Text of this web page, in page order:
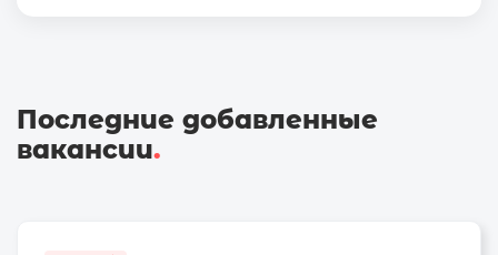
Последние добавленные
вакансии.